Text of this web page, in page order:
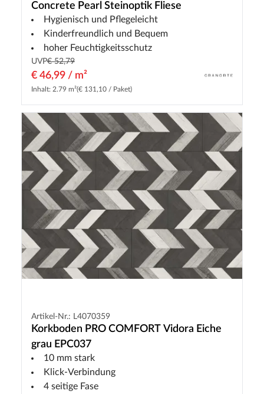
Concrete Pearl Steinoptik Fliese
Hygienisch und Pflegeleicht
Kinderfreundlich und Bequem
hoher Feuchtigkeitsschutz
UVP€ 52,79
€ 46,99 / m²
Inhalt: 2.79 m²(€ 131,10 / Paket)
Artikel-Nr.: L4070359
Korkboden PRO COMFORT Vidora Eiche
grau EPC037
10 mm stark
Klick-Verbindung
4 seitige Fase